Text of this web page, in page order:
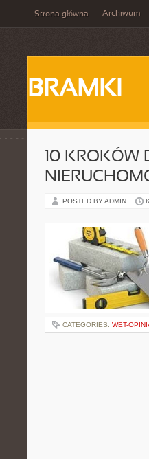
Strona główna Archiwum
BRAMKI
10 KROKÓW
POSTED BY ADMIN
CATEGORIES: WET-